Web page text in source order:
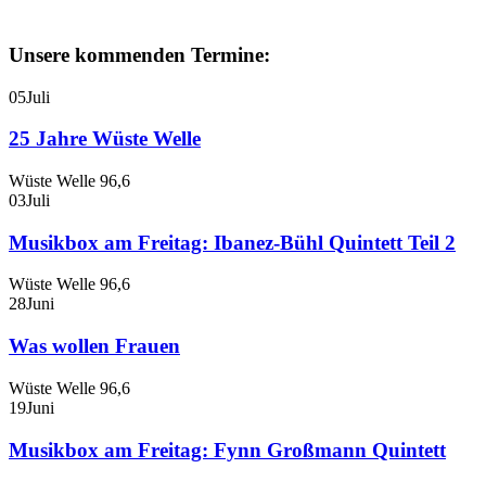
Unsere kommenden Termine:
05Juli
25 Jahre Wüste Welle
Wüste Welle 96,6
03Juli
Musikbox am Freitag: Ibanez-Bühl Quintett Teil 2
Wüste Welle 96,6
28Juni
Was wollen Frauen
Wüste Welle 96,6
19Juni
Musikbox am Freitag: Fynn Großmann Quintett